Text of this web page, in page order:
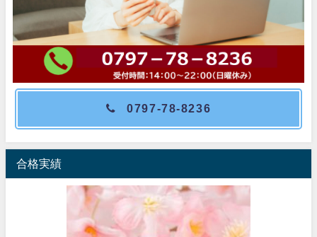
0797-78-8236
合格実績